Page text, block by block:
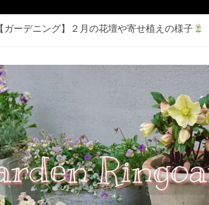
【ガーデニング】２月の花壇や寄せ植えの様子